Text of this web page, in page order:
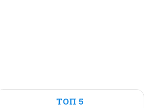
ТОП 5